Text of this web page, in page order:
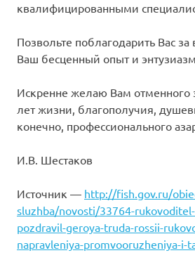
квалифицированными
Позвольте поблагодарить Вас
Ваш бесценный опыт и
Искренне желаю Вам отменного
лет жизни, благополучия,
конечно, профессионального
И.В. Шестаков
Источник — http://fish.gov.ru/
sluzhba/novosti/33764-
pozdravil-geroya-truda-rossii-
napravleniya-promvooruzheniya-i-